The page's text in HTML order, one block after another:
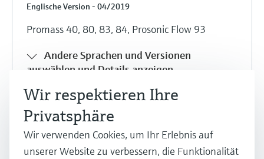
Englische Version - 04/2019
Promass 40, 80, 83, 84, Prosonic Flow 93
Andere Sprachen und Versionen
auswählen und Details anzeigen
Wir respektieren Ihre
Privatsphäre
Wir verwenden Cookies, um Ihr Erlebnis auf
unserer Website zu verbessern, die Funktionalität